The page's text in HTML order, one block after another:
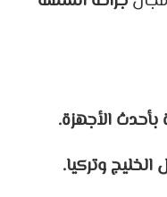
الأجهزة.
الخليج وتركيا.